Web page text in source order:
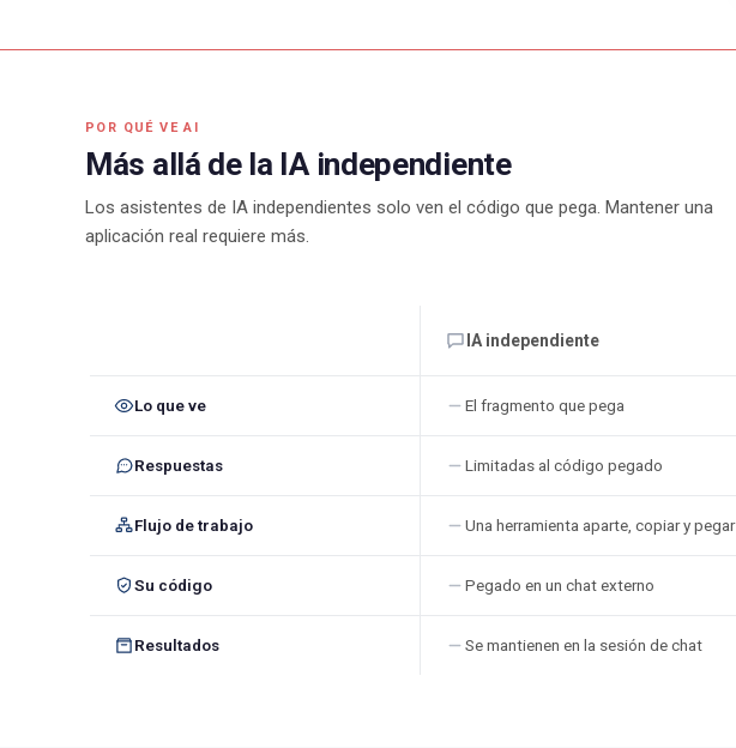
POR QUÉ VE AI
Más allá de la IA independiente
Los asistentes de IA independientes solo ven el código que pega. Mantener una
aplicación real requiere más.
IA independiente
Lo que ve El fragmento que pega
Respuestas Limitadas al código pegado
Flujo de trabajo Una herramienta aparte, copiar y pegar
Su código Pegado en un chat externo
Resultados Se mantienen en la sesión de chat